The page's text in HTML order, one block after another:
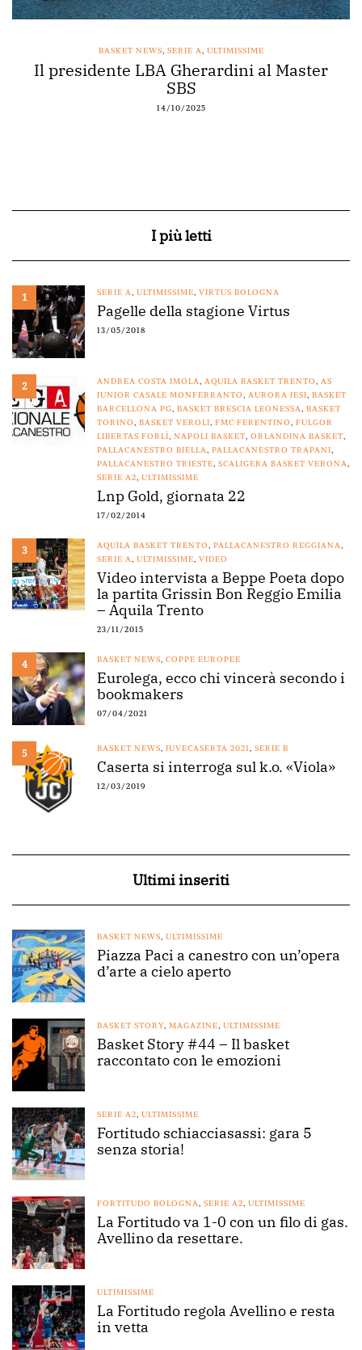
BASKET NEWS, SERIE A, ULTIMISSIME
Il presidente LBA Gherardini al Master
SBS
14/10/2025
I più letti
1 SERIE A, ULTIMISSIME, VIRTUS BOLOGNA
Pagelle della stagione Virtus
13/05/2018
2 ANDREA COSTA IMOLA, AQUILA BASKET TRENTO, AS
JUNIOR CASALE MONFERRANTO, AURORA JESI, BASKET
BARCELLONA PG, BASKET BRESCIA LEONESSA, BASKET
TORINO, BASKET VEROLI, FMC FERENTINO, FULGOR
LIBERTAS FORLÌ, NAPOLI BASKET, ORLANDINA BASKET,
PALLACANESTRO BIELLA, PALLACANESTRO TRAPANI,
PALLACANESTRO TRIESTE, SCALIGERA BASKET VERONA,
SERIE A2, ULTIMISSIME
Lnp Gold, giornata 22
17/02/2014
3 AQUILA BASKET TRENTO, PALLACANESTRO REGGIANA,
SERIE A, ULTIMISSIME, VIDEO
Video intervista a Beppe Poeta dopo
la partita Grissin Bon Reggio Emilia
– Aquila Trento
23/11/2015
4 BASKET NEWS, COPPE EUROPEE
Eurolega, ecco chi vincerà secondo i
bookmakers
07/04/2021
5 BASKET NEWS, JUVECASERTA 2021, SERIE B
Caserta si interroga sul k.o. «Viola»
12/03/2019
Ultimi inseriti
BASKET NEWS, ULTIMISSIME
Piazza Paci a canestro con un’opera
d’arte a cielo aperto
BASKET STORY, MAGAZINE, ULTIMISSIME
Basket Story #44 – Il basket
raccontato con le emozioni
SERIE A2, ULTIMISSIME
Fortitudo schiacciasassi: gara 5
senza storia!
FORTITUDO BOLOGNA, SERIE A2, ULTIMISSIME
La Fortitudo va 1-0 con un filo di gas.
Avellino da resettare.
ULTIMISSIME
La Fortitudo regola Avellino e resta
in vetta